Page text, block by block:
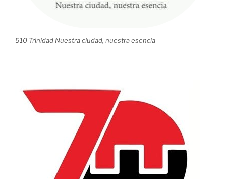
510 Trinidad Nuestra ciudad, nuestra esencia